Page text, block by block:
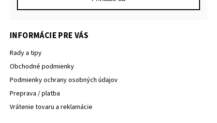
INFORMÁCIE PRE VÁS
Rady a tipy
Obchodné podmienky
Podmienky ochrany osobných údajov
Preprava / platba
Vrátenie tovaru a reklamácie